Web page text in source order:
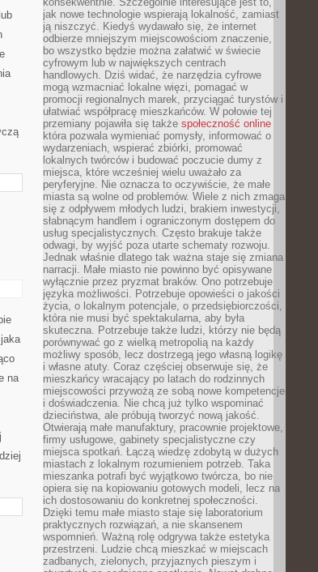
na
jak nowe technologie wspierają lokalność, zamiast
ją niszczyć. Kiedyś wydawało się, że internet
odbierze mniejszym miejscowościom znaczenie,
bo wszystko będzie można załatwić w świecie
cyfrowym lub w największych centrach
handlowych. Dziś widać, że narzędzia cyfrowe
mogą wzmacniać lokalne więzi, pomagać w
promocji regionalnych marek, przyciągać turystów i
ułatwiać współpracę mieszkańców. W połowie tej
przemiany pojawiła się także społeczność online
która pozwala wymieniać pomysły, informować o
wydarzeniach, wspierać zbiórki, promować
lokalnych twórców i budować poczucie dumy z
miejsca, które wcześniej wielu uważało za
peryferyjne. Nie oznacza to oczywiście, że małe
miasta są wolne od problemów. Wiele z nich zmaga
się z odpływem młodych ludzi, brakiem inwestycji,
słabnącym handlem i ograniczonym dostępem do
usług specjalistycznych. Często brakuje także
odwagi, by wyjść poza utarte schematy rozwoju.
Jednak właśnie dlatego tak ważna staje się zmiana
narracji. Małe miasto nie powinno być opisywane
wyłącznie przez pryzmat braków. Ono potrzebuje
języka możliwości. Potrzebuje opowieści o jakości
życia, o lokalnym potencjale, o przedsiębiorczości,
która nie musi być spektakularna, aby była
skuteczna. Potrzebuje także ludzi, którzy nie będą
porównywać go z wielką metropolią na każdy
możliwy sposób, lecz dostrzegą jego własną logikę
i własne atuty. Coraz częściej obserwuje się, że
mieszkańcy wracający po latach do rodzinnych
miejscowości przywożą ze sobą nowe kompetencje
i doświadczenia. Nie chcą już tylko wspominać
dzieciństwa, ale próbują tworzyć nową jakość.
Otwierają małe manufaktury, pracownie projektowe,
firmy usługowe, gabinety specjalistyczne czy
miejsca spotkań. Łączą wiedzę zdobytą w dużych
miastach z lokalnym rozumieniem potrzeb. Taka
mieszanka potrafi być wyjątkowo twórcza, bo nie
opiera się na kopiowaniu gotowych modeli, lecz na
ich dostosowaniu do konkretnej społeczności.
Dzięki temu małe miasto staje się laboratorium
praktycznych rozwiązań, a nie skansenem
wspomnień. Ważną rolę odgrywa także estetyka
przestrzeni. Ludzie chcą mieszkać w miejscach
zadbanych, zielonych, przyjaznych pieszym i